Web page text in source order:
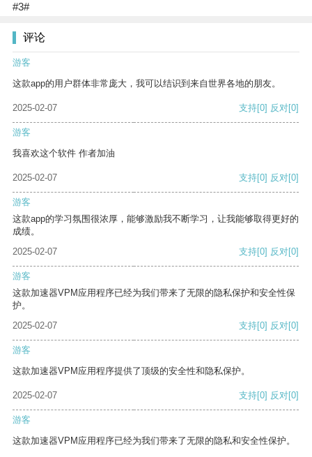
#3#
评论
游客
这款app的用户群体非常庞大，我可以结识到来自世界各地的朋友。
2025-02-07 支持[0] 反对[0]
游客
我喜欢这个软件 作者加油
2025-02-07 支持[0] 反对[0]
游客
这款app的学习氛围很浓厚，能够激励我不断学习，让我能够取得更好的
成绩。
2025-02-07
支持[0] 反对[0]
游客
这款加速器VPM应用程序已经为我们带来了无限的隐私保护和安全性保
护。
2025-02-07
支持[0] 反对[0]
游客
这款加速器VPM应用程序提供了顶级的安全性和隐私保护。
2025-02-07 支持[0] 反对[0]
游客
这款加速器VPM应用程序已经为我们带来了无限的隐私和安全性保护。